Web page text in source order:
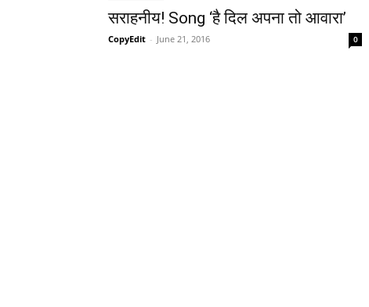
सराहनीय! Song ‘है दिल अपना तो आवारा’
CopyEdit - June 21, 2016 0